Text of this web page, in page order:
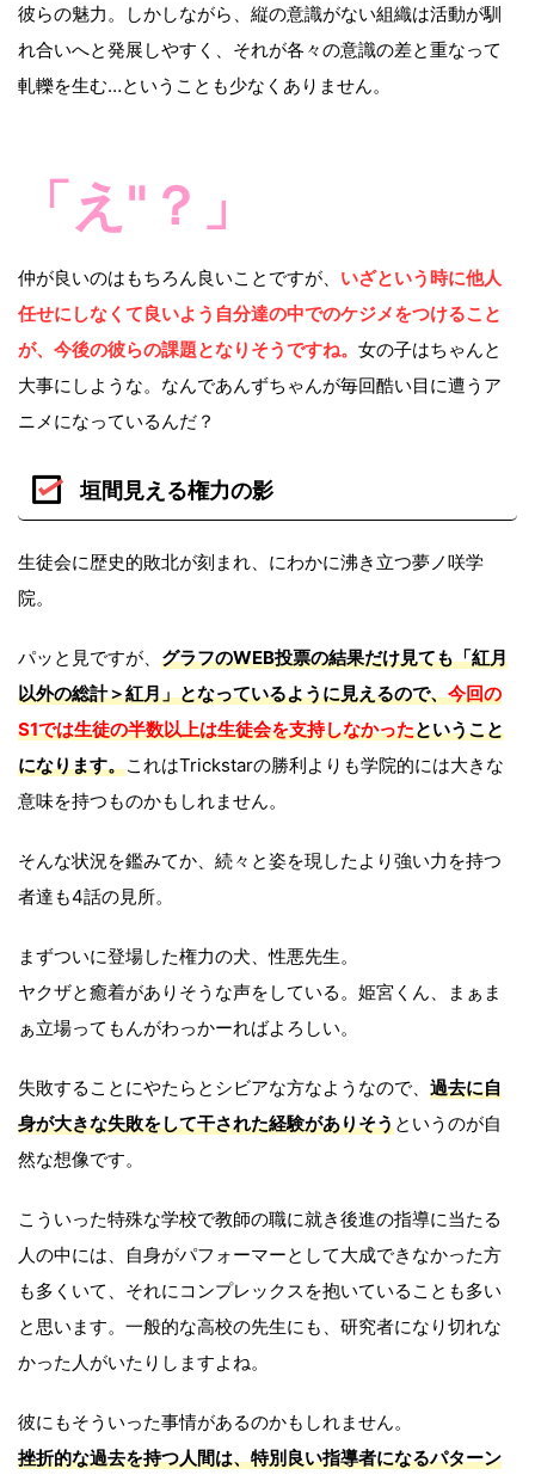
彼らの魅力。しかしながら、縦の意識がない組織は活動が馴
れ合いへと発展しやすく、それが各々の意識の差と重なって
軋轢を生む…ということも少なくありません。
「え"？」
仲が良いのはもちろん良いことですが、 いざという時に他人
任せにしなくて良いよう自分達の中でのケジメをつけること
が、今後の彼らの課題となりそうですね。 女の子はちゃんと
大事にしような。なんであんずちゃんが毎回酷い目に遭うア
ニメになっているんだ？
垣間見える権力の影
生徒会に歴史的敗北が刻まれ、にわかに沸き立つ夢ノ咲学
院。
パッと見ですが、 グラフのWEB投票の結果だけ見ても「紅月
以外の総計＞紅月」となっているように見えるので、今回の
S1では生徒の半数以上は生徒会を支持しなかったということ
になります。これはTrickstarの勝利よりも学院的には大きな
意味を持つものかもしれません。
そんな状況を鑑みてか、続々と姿を現したより強い力を持つ
者達も4話の見所。
まずついに登場した権力の犬、性悪先生。
ヤクザと癒着がありそうな声をしている。姫宮くん、まぁま
ぁ立場ってもんがわっかーればよろしい。
失敗することにやたらとシビアな方なようなので、 過去に自
身が大きな失敗をして干された経験がありそうというのが自
然な想像です。
こういった特殊な学校で教師の職に就き後進の指導に当たる
人の中には、自身がパフォーマーとして大成できなかった方
も多くいて、それにコンプレックスを抱いていることも多い
と思います。一般的な高校の先生にも、研究者になり切れな
かった人がいたりしますよね。
彼にもそういった事情があるのかもしれません。
挫折的な過去を持つ人間は、特別良い指導者になるパターン